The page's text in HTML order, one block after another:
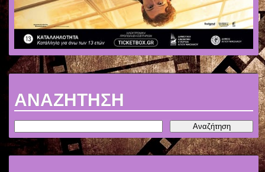
ΑΝΑΖΗΤΗΣΗ